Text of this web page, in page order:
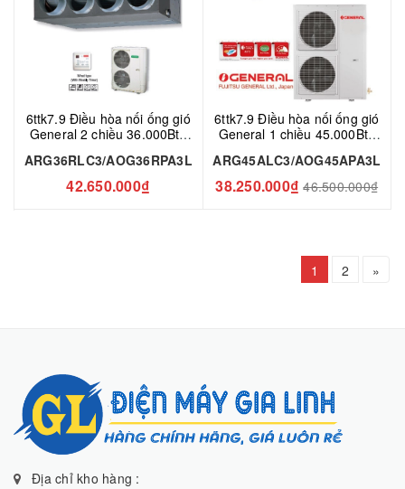
6ttk7.9 Điều hòa nối ống gió
General 2 chiều 36.000Btu
ARG36RLC3/AOG36RPA3L
42.650.000₫
6ttk7.9 Điều hòa nối ống gió
General 1 chiều 45.000Btu
ARG45ALC3/AOG45APA3L
38.250.000₫ 46.500.000₫
1 2 »
Địa chỉ kho hàng :